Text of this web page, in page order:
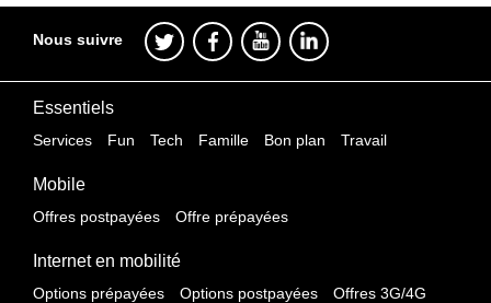
Nous suivre
Essentiels
Services Fun Tech Famille Bon plan Travail
Mobile
Offres postpayées Offre prépayées
Internet en mobilité
Options prépayées Options postpayées
Offres 3G/4G